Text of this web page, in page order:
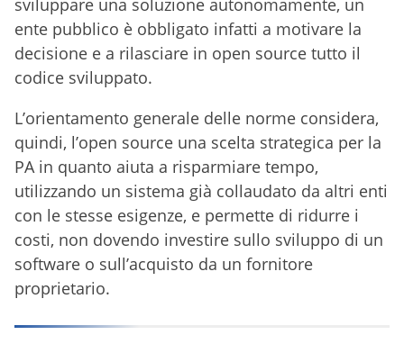
sviluppare una soluzione autonomamente, un
ente pubblico è obbligato infatti a motivare la
decisione e a rilasciare in open source tutto il
codice sviluppato.
L’orientamento generale delle norme considera,
quindi, l’open source una scelta strategica per la
PA in quanto aiuta a risparmiare tempo,
utilizzando un sistema già collaudato da altri enti
con le stesse esigenze, e permette di ridurre i
costi, non dovendo investire sullo sviluppo di un
software o sull’acquisto da un fornitore
proprietario.